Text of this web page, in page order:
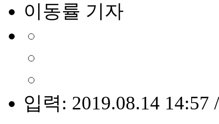
이동률 기자
입력: 2019.08.14 14:57